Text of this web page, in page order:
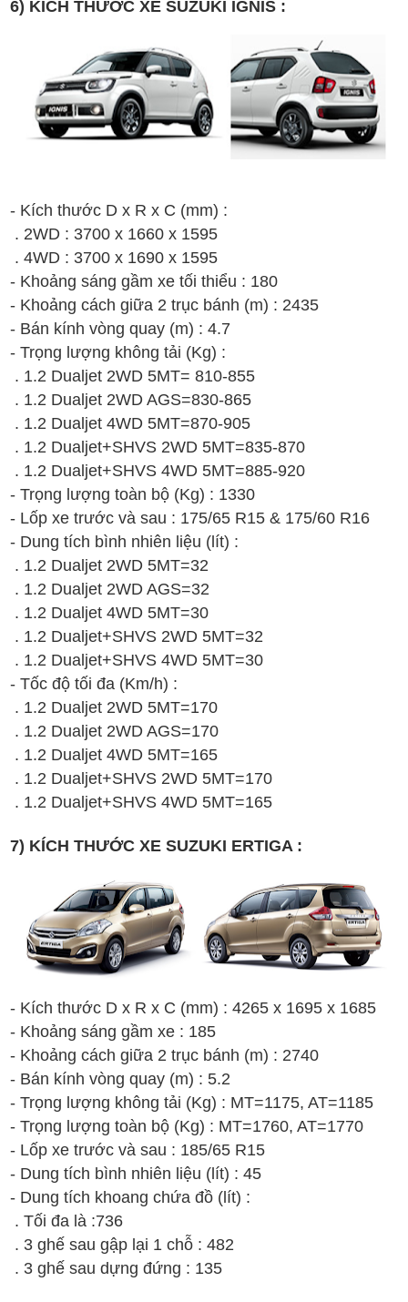
6) KÍCH THƯỚC XE SUZUKI IGNIS :
- Kích thước D x R x C (mm) :
. 2WD : 3700 x 1660 x 1595
. 4WD : 3700 x 1690 x 1595
- Khoảng sáng gầm xe tối thiểu : 180
- Khoảng cách giữa 2 trục bánh (m) : 2435
- Bán kính vòng quay (m) : 4.7
- Trọng lượng không tải (Kg) :
. 1.2 Dualjet 2WD 5MT= 810-855
. 1.2 Dualjet 2WD AGS=830-865
. 1.2 Dualjet 4WD 5MT=870-905
. 1.2 Dualjet+SHVS 2WD 5MT=835-870
. 1.2 Dualjet+SHVS 4WD 5MT=885-920
- Trọng lượng toàn bộ (Kg) : 1330
- Lốp xe trước và sau : 175/65 R15 & 175/60 R16
- Dung tích bình nhiên liệu (lít) :
. 1.2 Dualjet 2WD 5MT=32
. 1.2 Dualjet 2WD AGS=32
. 1.2 Dualjet 4WD 5MT=30
. 1.2 Dualjet+SHVS 2WD 5MT=32
. 1.2 Dualjet+SHVS 4WD 5MT=30
- Tốc độ tối đa (Km/h) :
. 1.2 Dualjet 2WD 5MT=170
. 1.2 Dualjet 2WD AGS=170
. 1.2 Dualjet 4WD 5MT=165
. 1.2 Dualjet+SHVS 2WD 5MT=170
. 1.2 Dualjet+SHVS 4WD 5MT=165
7) KÍCH THƯỚC XE SUZUKI ERTIGA :
- Kích thước D x R x C (mm) : 4265 x 1695 x 1685
- Khoảng sáng gầm xe : 185
- Khoảng cách giữa 2 trục bánh (m) : 2740
- Bán kính vòng quay (m) : 5.2
- Trọng lượng không tải (Kg) : MT=1175, AT=1185
- Trọng lượng toàn bộ (Kg) : MT=1760, AT=1770
- Lốp xe trước và sau : 185/65 R15
- Dung tích bình nhiên liệu (lít) : 45
- Dung tích khoang chứa đồ (lít) :
. Tối đa là :736
. 3 ghế sau gập lại 1 chỗ : 482
. 3 ghế sau dựng đứng : 135